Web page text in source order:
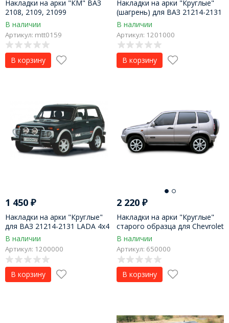
Накладки на арки "КМ" ВАЗ
2108, 2109, 21099
В наличии
Артикул: mtt0159
В корзину
Накладки на арки "Круглые"
(шагрень) для ВАЗ 21214-2131
LADA 4x4
В наличии
Артикул: 1201000
В корзину
1 450 ₽
Накладки на арки "Круглые"
для ВАЗ 21214-2131 LADA 4x4
В наличии
Артикул: 1200000
В корзину
2 220₽
Накладки на арки "Круглые"
старого образца для Chevrolet
Niva (глянец)
В наличии
Артикул: 650000
В корзину